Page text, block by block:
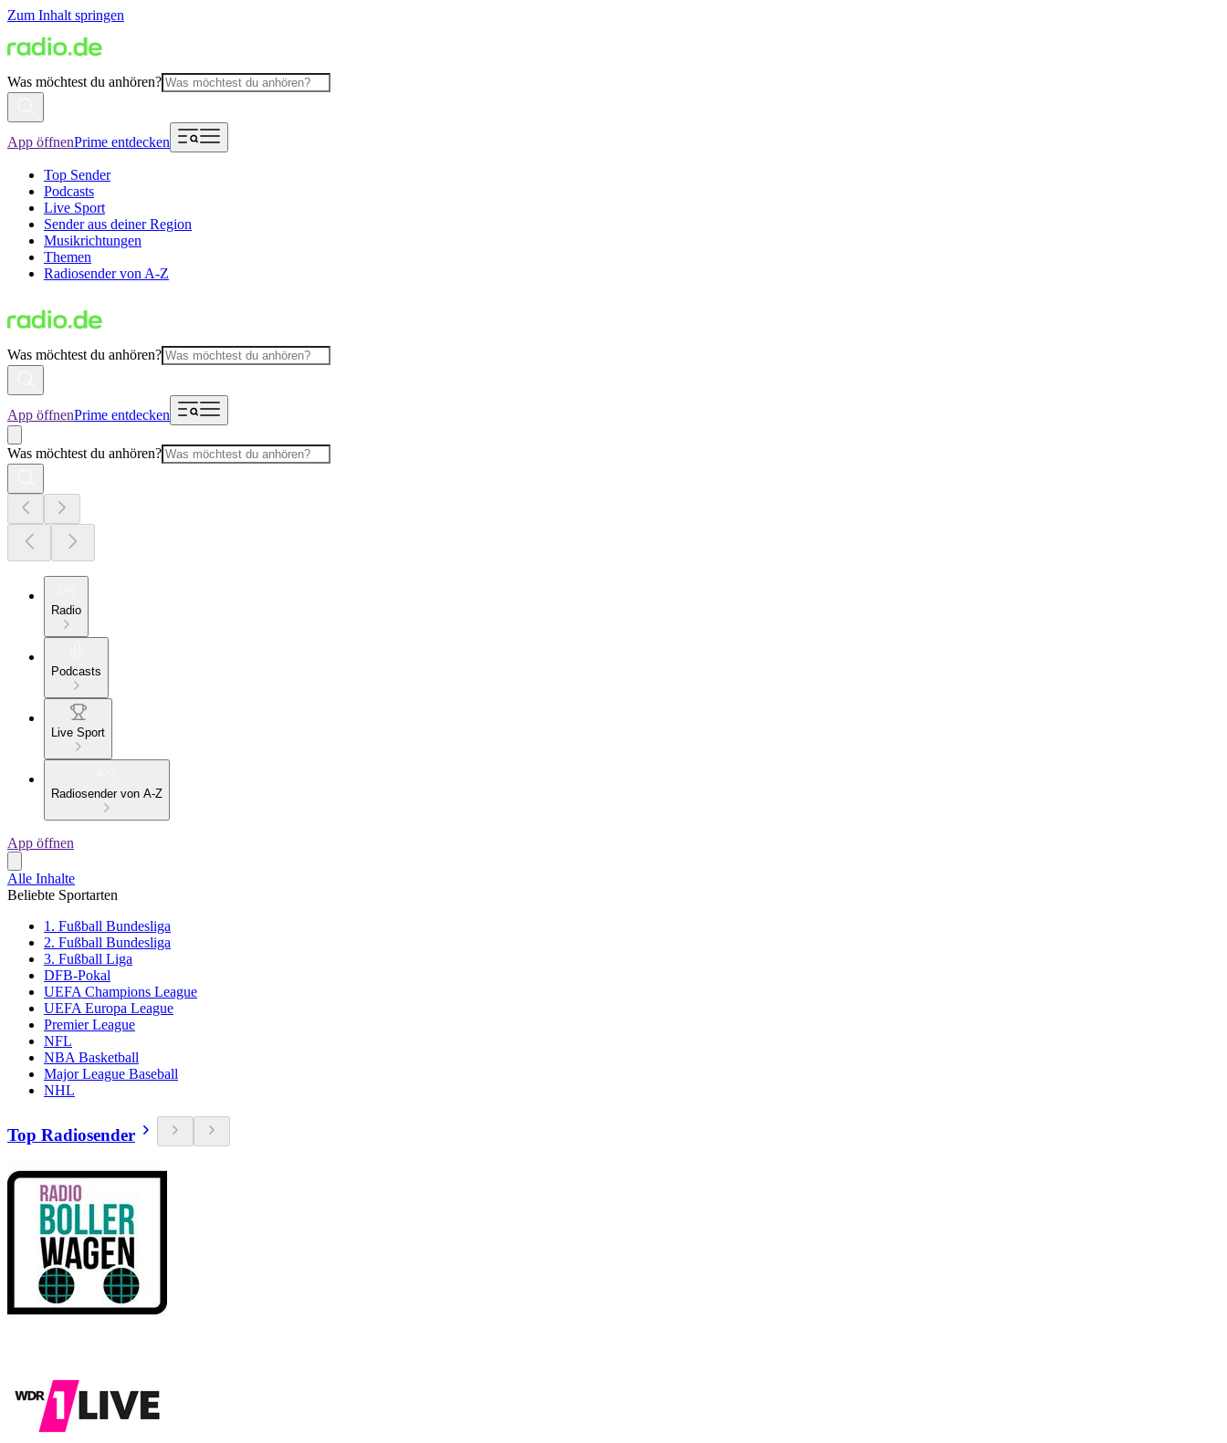
Zum Inhalt springen
Was möchtest du anhören?
App öffnenPrime entdecken
Top Sender
Podcasts
Live Sport
Sender aus deiner Region
Musikrichtungen
Themen
Radiosender von A-Z
Was möchtest du anhören?
App öffnenPrime entdecken
Was möchtest du anhören?
Radio
Podcasts
Live Sport
Radiosender von A-Z
App öffnen
Alle Inhalte
Beliebte Sportarten
1. Fußball Bundesliga
2. Fußball Bundesliga
3. Fußball Liga
DFB-Pokal
UEFA Champions League
UEFA Europa League
Premier League
NFL
NBA Basketball
Major League Baseball
NHL
Top Radiosender